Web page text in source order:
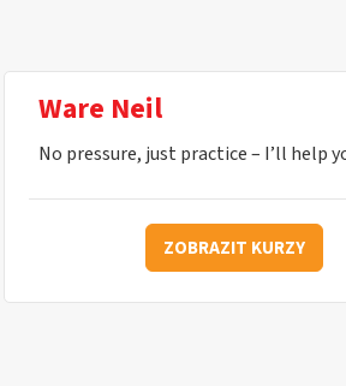
Ware Neil
ZOBRAZIT KURZY